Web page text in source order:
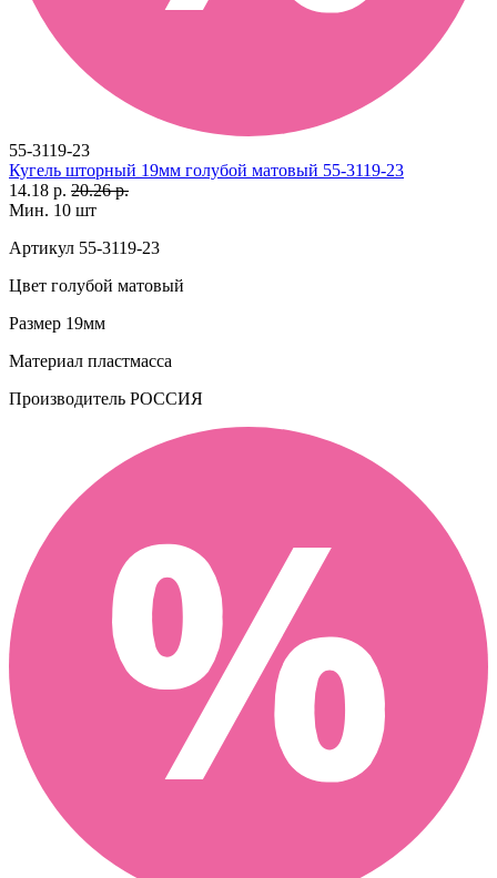
55-3119-23
Кугель шторный 19мм голубой матовый 55-3119-23
14.18 р. 20.26 р.
Мин. 10 шт
Артикул 55-3119-23
Цвет голубой матовый
Размер 19мм
Материал пластмасса
Производитель РОССИЯ